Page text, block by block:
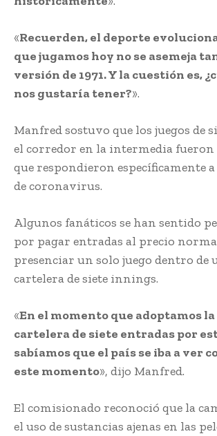
«Recuerden, el deporte
que jugamos hoy no se asemeja
versión de 1971. Y la cuestión es,
nos gustaría tener?».
Manfred sostuvo que los juegos de
el corredor en la intermedia
que respondieron específicamente
de coronavirus.
Algunos fanáticos se han sentido
por pagar entradas al precio
presenciar un solo juego dentro de
cartelera de siete innings.
«En el momento que adoptamos la
cartelera de siete entradas por
sabíamos que el país se iba a ver
este momento», dijo Manfred.
El comisionado reconoció que la
el uso de sustancias ajenas en las